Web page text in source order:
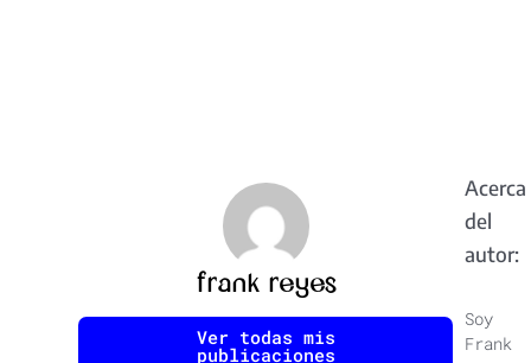
frank reyes
Ver todas mis
publicaciones
Acerca
del
autor:
Soy
Frank